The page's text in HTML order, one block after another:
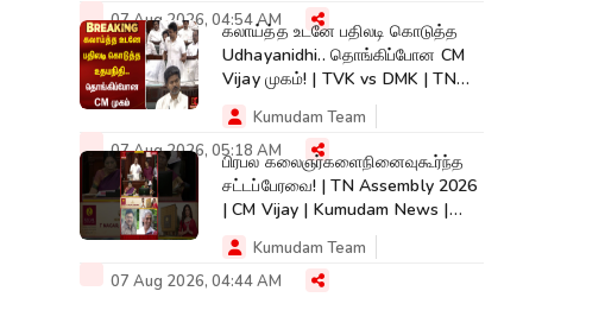
07 Aug 2026, 04:54 AMகலாய்த்த உடனே பதிலடி கொடுத்த
Udhayanidhi.. தொங்கிப்போன CM
Vijay முகம்! | TVK vs DMK | TN
Assembly
Kumudam Team
07 Aug 2026, 05:18 AMபிரபல கலைஞர்களைநினைவுகூர்ந்த
சட்டப்பேரவை! | TN Assembly 2026
| CM Vijay | Kumudam News |
#shorts
Kumudam Team
07 Aug 2026, 04:44 AM